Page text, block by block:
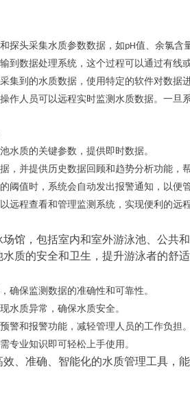
探头采集水质参数数据，如pH值、余氯含
到数据处理系统，这个过程可以通过有线
集到的水质数据，使用特定的软件对数
作人员可以远程实时监测水质数据。一
水质的关键参数，提供即时数据。
，并提供历史数据回顾和趋势分析功能，
阈值时，系统会自动发出报警通知，以便
远程查看和管理监测系统，实现便利的远程
馆，包括室内和室外游泳池、公共
质的安全和卫生，提升游泳者的舒适
确保监测数据的准确性和可靠性。
水质异常，确保水质安全。
警和报警功能，减轻管理人员的工作负担。
专业知识即可轻松上手使用。
、准确、智能化的水质管理工具，